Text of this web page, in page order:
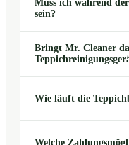
Muss ich während
sein?
Bringt Mr. Cleaner
Wie läuft die
Welche